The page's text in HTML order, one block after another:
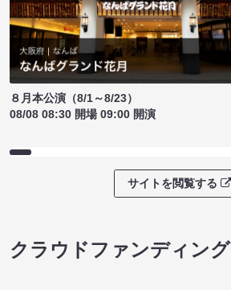
８月本公演（8/1～8/23）
08/08 08:30 開場 09:00 開演
サイトを閲覧する
クラウドファンディング